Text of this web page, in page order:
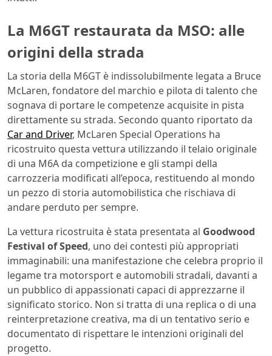
La M6GT restaurata da MSO: alle
origini della strada
La storia della M6GT è indissolubilmente legata a Bruce
McLaren, fondatore del marchio e pilota di talento che
sognava di portare le competenze acquisite in pista
direttamente su strada. Secondo quanto riportato da
Car and Driver, McLaren Special Operations ha
ricostruito questa vettura utilizzando il telaio originale
di una M6A da competizione e gli stampi della
carrozzeria modificati all’epoca, restituendo al mondo
un pezzo di storia automobilistica che rischiava di
andare perduto per sempre.
La vettura ricostruita è stata presentata al Goodwood
Festival of Speed, uno dei contesti più appropriati
immaginabili: una manifestazione che celebra proprio il
legame tra motorsport e automobili stradali, davanti a
un pubblico di appassionati capaci di apprezzarne il
significato storico. Non si tratta di una replica o di una
reinterpretazione creativa, ma di un tentativo serio e
documentato di rispettare le intenzioni originali del
progetto.